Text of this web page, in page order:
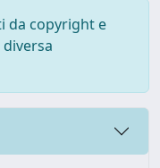
da copyright e